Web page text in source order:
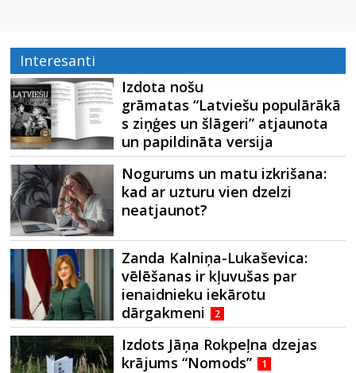
Interesanti
Izdota nošu
grāmatas “Latviešu populārākā
s ziņģes un šlāgeri” atjaunota
un papildināta versija
Nogurums un matu izkrišana:
kad ar uzturu vien dzelzi
neatjaunot?
Zanda Kalniņa-Lukaševica:
vēlēšanas ir kļuvušas par
ienaidnieku iekārotu
dārgakmeni
2
Izdots Jāņa Rokpeļna dzejas
krājums “Nomods”
1